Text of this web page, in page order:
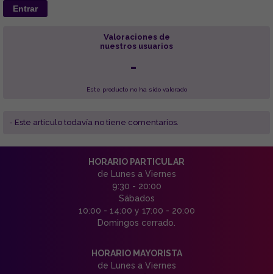
Entrar
Valoraciones de
nuestros usuarios
-
Este producto no ha sido valorado
- Este articulo todavía no tiene comentarios.
HORARIO PARTICULAR
de Lunes a Viernes
9:30 - 20:00
Sábados
10:00 - 14:00 y 17:00 - 20:00
Domingos cerrado.
HORARIO MAYORISTA
de Lunes a Viernes